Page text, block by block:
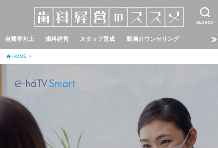
SEARCH
自費率向上 歯科経営 スタッフ育成 動画カウンセリング
HOME